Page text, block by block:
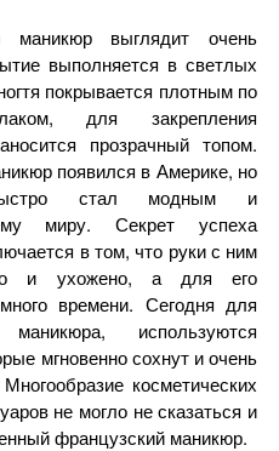
маникюр выглядит очень
выполняется в светлых
покрывается плотным по
для закрепления
прозрачный топом.
появился в Америке, но
стал модным и
миру. Секрет успеха
в том, что руки с ним
и ухожено, а для его
времени. Сегодня для
используются
мгновенно сохнут и очень
косметических
не могло не сказаться и
французский маникюр.